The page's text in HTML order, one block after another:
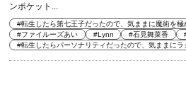
ンポケット...
#転生したら第七王子だったので、気ままに魔術を極
#ファイルーズあい
#Lynn #石見舞菜香
#転生したらパーソナリティだったので、気ままにラ